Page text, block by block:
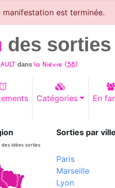
manifestation est terminée.
des sorties
dans la Nièvre (58)
Catégories En
idées sorties
Sorties par ville
Paris
Marseille
Lyon